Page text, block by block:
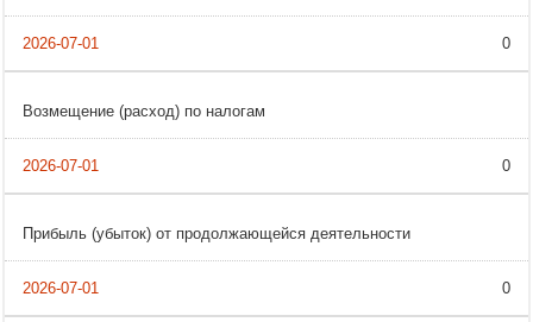
0
Возмещение (расход) по налогам
0
Прибыль (убыток) от продолжающейся деятельности
0